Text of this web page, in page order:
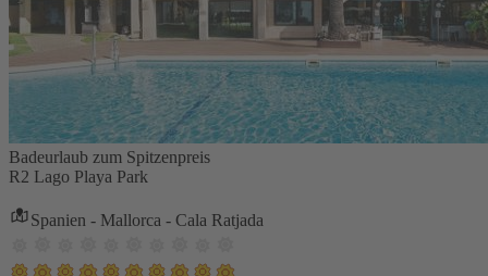
Badeurlaub zum Spitzenpreis
R2 Lago Playa Park
Spanien - Mallorca - Cala Ratjada